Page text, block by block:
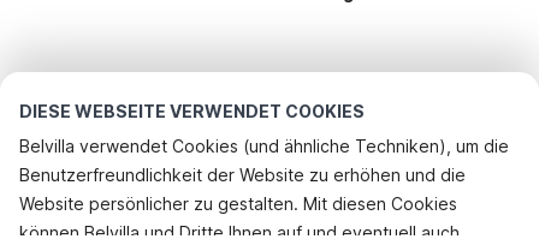
DIESE WEBSEITE VERWENDET COOKIES
Belvilla verwendet Cookies (und ähnliche Techniken), um die
Benutzerfreundlichkeit der Website zu erhöhen und die
Website persönlicher zu gestalten. Mit diesen Cookies
können Belvilla und Dritte Ihnen auf und eventuell auch
Beliebte Ausstattungen für Urlaub in Dolomiti superski
Ferienhaus im Skigebiet
Urlaub mit Hund - Haustierfreundliche Ferienunterkünfte
Top-Regionen mit Top-Annehmlichkeiten für den Urlaub
Urlaub mit Hund - Haustierfreundliche Ferienunterkünfte norditalien
Rufen Sie an, um zu buchen